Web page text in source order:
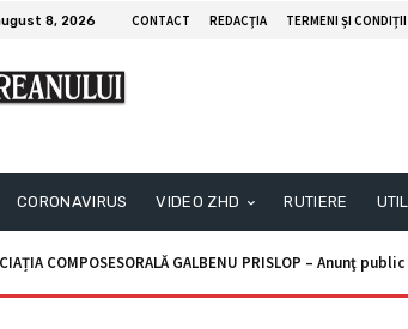
8, 2026 CONTACT REDACŢIA TERMENI ȘI CONDIȚII
CORONAVIRUS VIDEO ZHD RUTIERE
COMPOSESORALĂ GALBENU PRISLOP – Anunţ public